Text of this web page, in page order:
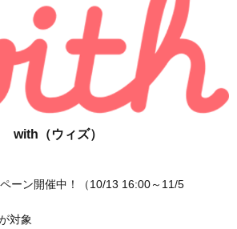
with（ウィズ）
ーン開催中！（10/13 16:00～11/5
対象